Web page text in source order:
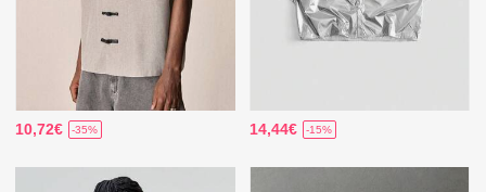
10,72€ -35% 14,44€ -15%